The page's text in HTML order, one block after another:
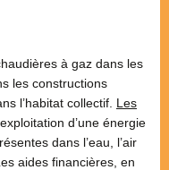
à gaz dans les
les constructions
l’habitat collectif. Les
d’une énergie
dans l’eau, l’air
aides financières, en